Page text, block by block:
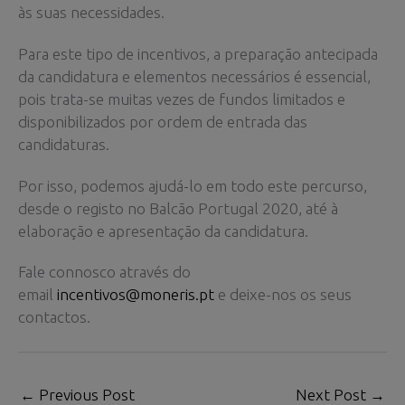
às suas necessidades.
Para este tipo de incentivos, a preparação antecipada
da candidatura e elementos necessários é essencial,
pois trata-se muitas vezes de fundos limitados e
disponibilizados por ordem de entrada das
candidaturas.
Por isso, podemos ajudá-lo em todo este percurso,
desde o registo no Balcão Portugal 2020, até à
elaboração e apresentação da candidatura.
Fale connosco através do
email incentivos@moneris.pt e deixe-nos os seus
contactos.
← Previous Post Next Post →